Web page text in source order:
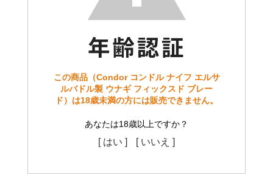
この商品（Condor コンドル ナイフ エルサ
ルバドル製 ウナギ フィックスド ブレー
ド）は18歳未満の方には販売できません。
あなたは18歳以上ですか？
[ はい ] [ いいえ ]